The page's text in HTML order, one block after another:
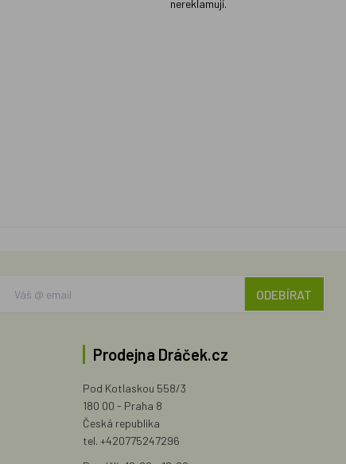
nereklamují.
ODEBÍRAT
Prodejna Dráček.cz
Pod Kotlaskou 558/3
180 00 - Praha 8
Česká republika
tel. +420775247296